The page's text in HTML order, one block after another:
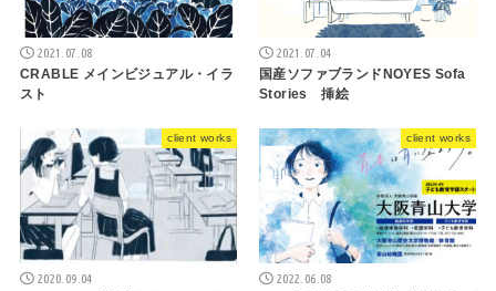
2021.07.08
CRABLE メインビジュアル・イラ
スト
2021.07.04
国産ソファブランドNOYES Sofa
Stories 挿絵
client works
2020.09.04
client works
2022.06.08